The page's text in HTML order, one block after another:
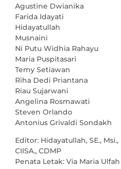
Agustine Dwianika
Farida Idayati
Hidayatullah
Musnaini
Ni Putu Widhia Rahayu
Maria Puspitasari
Temy Setiawan
Riha Dedi Priantana
Riau Sujarwani
Angelina Rosmawati
Steven Orlando
Antonius Grivaldi Sondakh
Editor: Hidayatullah, SE., Msi.,
CIISA., CDMP
Penata Letak: Via Maria Ulfah